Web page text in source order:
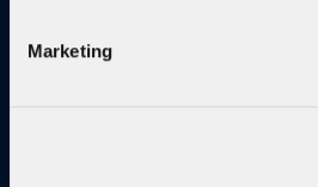
Marketing
Małe firmy